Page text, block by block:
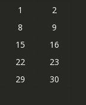
1
2
8
9
15
16
22
23
29
30